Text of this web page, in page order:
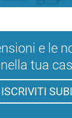
e le
tua
ISCRIVITI